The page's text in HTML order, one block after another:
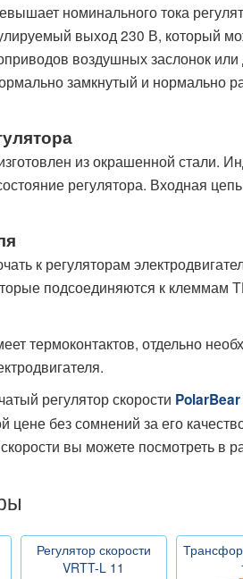
номинального тока
выход 230 В, который
воздушных заслонок или
замкнутый и нормально
из окрашенной стали.
регулятора. Входная
к регуляторам
подсоединяются к клеммам
термоконтактов, отдельно
регулятор скорости PolarBear
цене без сомнений за его
вы можете посмотреть в
Регулятор скорости
VRTT-L 11